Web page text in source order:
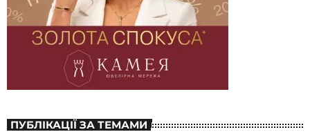
ПУБЛІКАЦІЇ ЗА ТЕМАМИ